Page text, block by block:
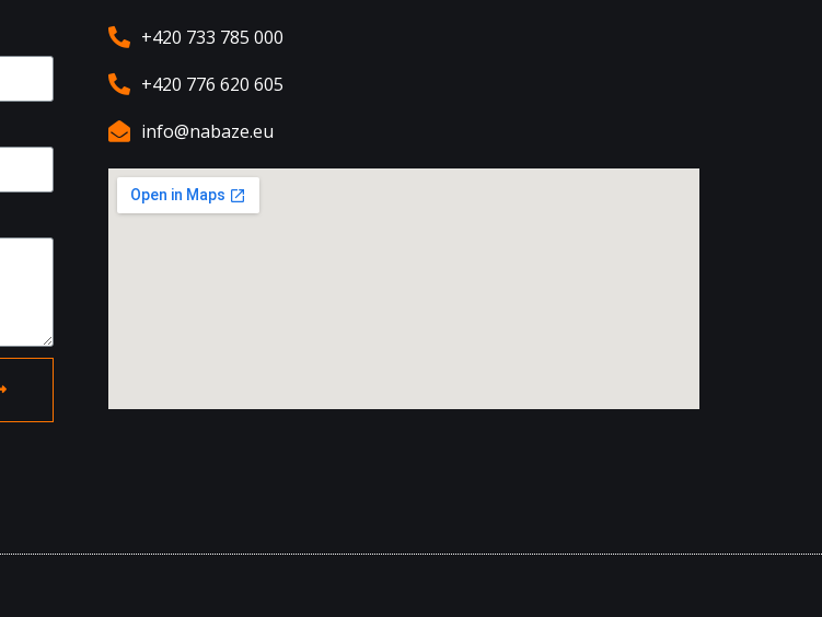
+420 733 785 000
+420 776 620 605
info@nabaze.eu